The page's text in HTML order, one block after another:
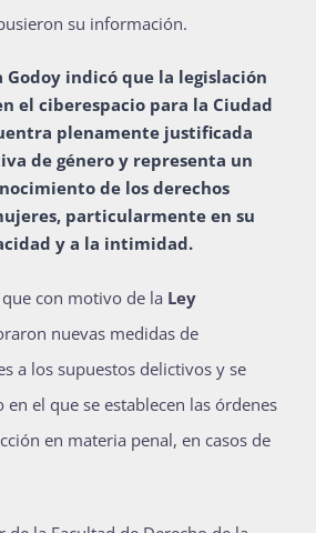
su información.
Godoy indicó que la legislación
el ciberespacio para la Ciudad
plenamente justificada
de género y representa un
de los derechos
particularmente en su
y a la intimidad.
con motivo de la Ley
nuevas medidas de
a los supuestos delictivos y se
el que se establecen las órdenes
en materia penal, en casos de